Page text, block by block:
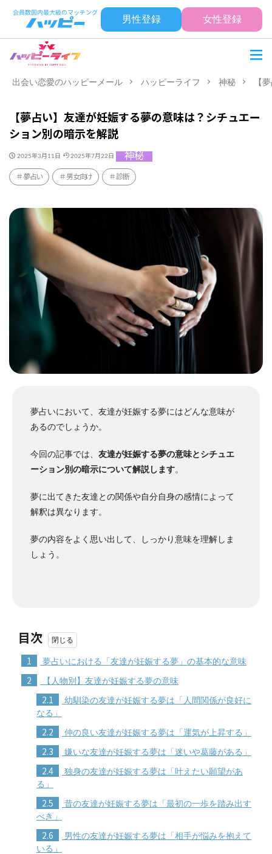
男性登録 女性登録
出会い恋愛のハッピーメール ハッピーライフ 神秘 【
【夢占い】友達が妊娠する夢の意味は？シチュエー
ション別の暗示を解説
2025年3月11日 2025年7月22日 神秘
夢占い 男女向け 診断
夢占いにおいて、友達が妊娠する夢にはどんな意味が
あるのでしょうか。
今回の記事では、 友達が妊娠する夢の意味とシチュエ
ーション別の暗示について解説します。
夢に出てきた友達との関係や自分自身の感情によって
解釈は異なります。
夢の内容をよく思い出して、しっかり意味を理解しま
しょう。
目次
1 夢占いにおける「友達が妊娠する夢」の基本的な意味
2 【人物別】友達が妊娠する夢の意味
2.1
幼馴染の友達が妊娠する夢は「人間関係が良好に
なる」
2.2 仲の良い友達が妊娠する夢は「運気が上昇する」
2.3 嫌いな友達が妊娠する夢は「迷いや葛藤がある」
2.4
独身の友達が妊娠する夢は「叶えたい願望があ
る」
2.5
昔の友達が妊娠する夢は「最初の一歩を踏み出す
べき」
2.6
男性の友達が妊娠する夢は「相手が悩みを抱えて
いる」